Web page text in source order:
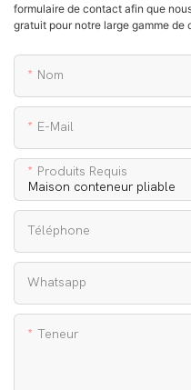
formulaire de contact afin que
gratuit pour notre large gamme de
Nom
E-Mail
Produits Requis
Téléphone
Whatsapp
Teneur